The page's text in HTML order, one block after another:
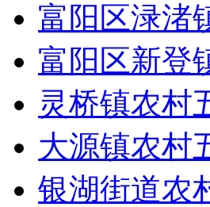
富阳区渌渚
富阳区新登
灵桥镇农村
大源镇农村
银湖街道农